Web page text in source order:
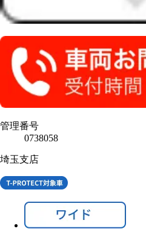
管理番号
0738058
埼玉支店